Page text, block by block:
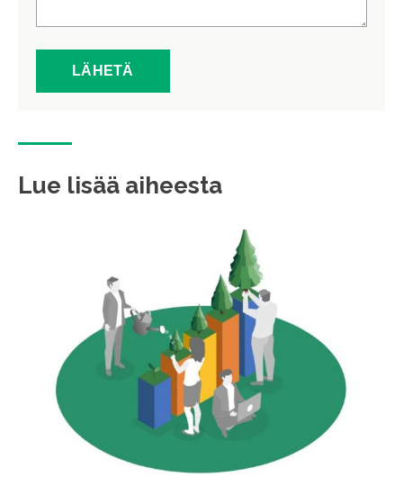
Lue lisää aiheesta